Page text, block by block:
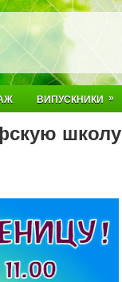
ВИПУСКНИКИ »
школу